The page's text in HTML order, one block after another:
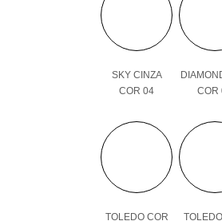
SKY CINZA
COR 04
COR
TOLEDO COR